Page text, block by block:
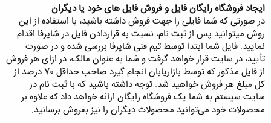
ایجاد فروشگاه رایگان فایل و فروش فایل های خود یا دیگران
در صورتی که شما فایلی را جهت فروش داشته باشید، با استفاده از این
روش میتوانید پس از ثبت نام، نسبت به قراردادن فایل در شاپرفا اقدام
نمایید. فایل شما ابتدا توسط تیم فنی شاپرفا بررسی شده و در صورت
تأیید، در سایت قرار خواهد گرفت و شما به عنوان مالک، در ازای هر فروش
از فایل مذکور که توسط بازاریابان انجام گیرد صاحب حداقل 70 درصد از
کل مبلغ هر فروش خواهید شد. توجه داشته باشید که با ثبت نام در
سایت سیستم به شما یک فروشگاه رایگان ارائه خواهد داد که علاوه بر
محصولات خود می‌توانید محصولات دیگران را نیز بفروش برسانید.